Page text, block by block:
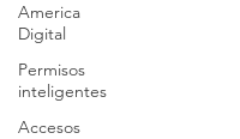
America
Digital
Permisos
inteligentes
Accesos